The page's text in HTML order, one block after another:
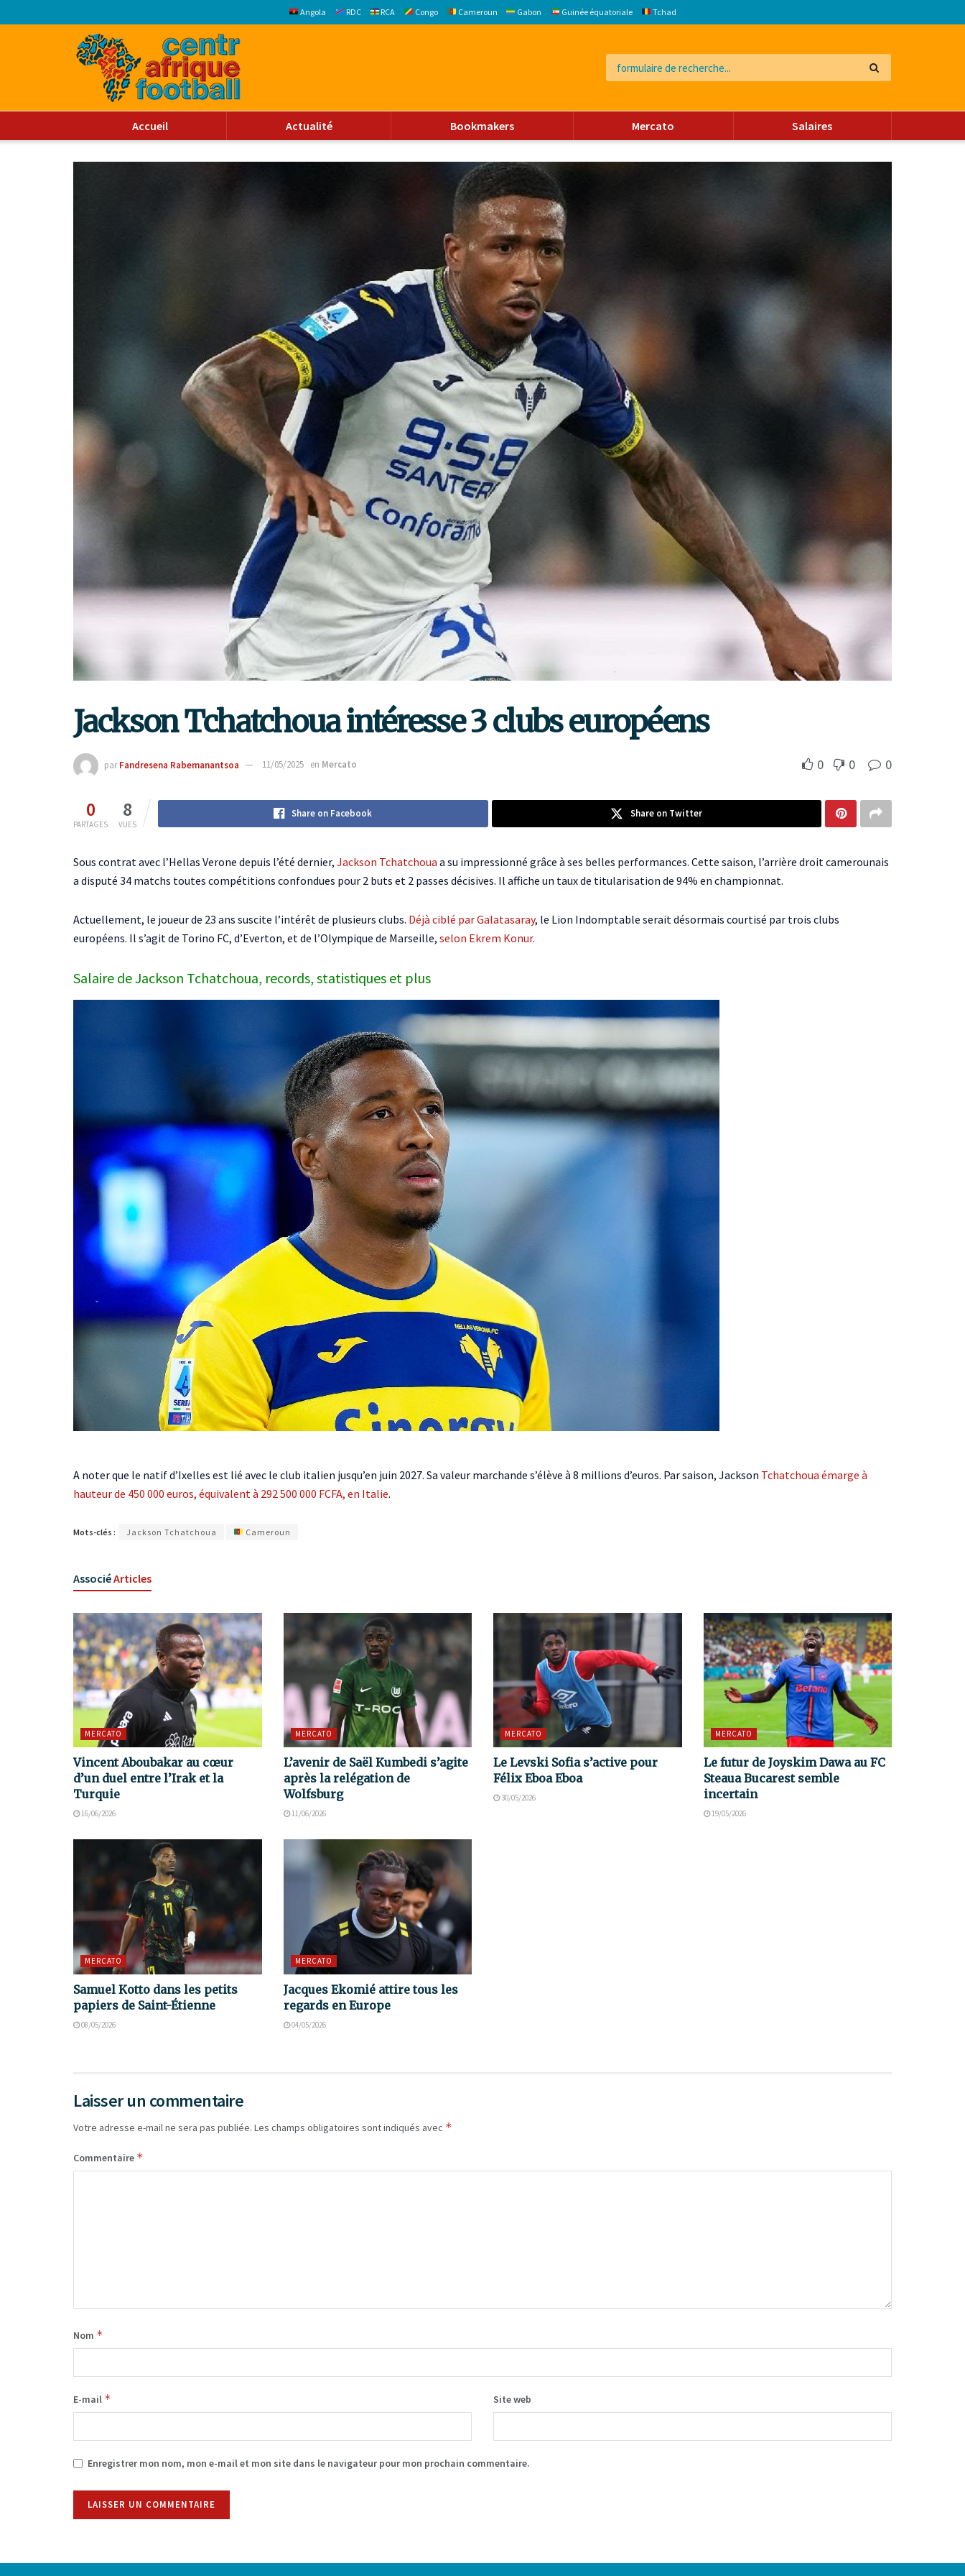
Angola RDC RCA Congo Cameroun Gabon Guinée équatoriale Tchad
Accueil Actualité Bookmakers Mercato Salaires
Jackson Tchatchoua intéresse 3 clubs européens
par Fandresena Rabemanantsoa 11/05/2025 en Mercato 0 0 0
0
PARTAGES
8
VUES
Share on Facebook Share on Twitter
Sous contrat avec l’Hellas Verone depuis l’été dernier, Jackson Tchatchoua a su impressionné grâce à ses belles performances. Cette saison, l’arrière droit camerounais
a disputé 34 matchs toutes compétitions confondues pour 2 buts et 2 passes décisives. Il affiche un taux de titularisation de 94% en championnat.
Actuellement, le joueur de 23 ans suscite l’intérêt de plusieurs clubs. Déjà ciblé par Galatasaray, le Lion Indomptable serait désormais courtisé par trois clubs
européens. Il s’agit de Torino FC, d’Everton, et de l’Olympique de Marseille, selon Ekrem Konur.
Salaire de Jackson Tchatchoua, records, statistiques et plus
A noter que le natif d’Ixelles est lié avec le club italien jusqu’en juin 2027. Sa valeur marchande s’élève à 8 millions d’euros. Par saison, Jackson Tchatchoua émarge à
hauteur de 450 000 euros, équivalent à 292 500 000 FCFA, en Italie.
Mots-clés : Jackson Tchatchoua Cameroun
AssociéArticles
MERCATO
Vincent Aboubakar au cœur
d’un duel entre l’Irak et la
Turquie
16/06/2026
MERCATO
L’avenir de Saël Kumbedi s’agite
après la relégation de
Wolfsburg
11/06/2026
MERCATO
Le Levski Sofia s’active pour
Félix Eboa Eboa
30/05/2026
MERCATO
Le futur de Joyskim Dawa au FC
Steaua Bucarest semble
incertain
19/05/2026
MERCATO
Samuel Kotto dans les petits
papiers de Saint-Étienne
08/05/2026
MERCATO
Jacques Ekomié attire tous les
regards en Europe
04/05/2026
Laisser un commentaire
Votre adresse e-mail ne sera pas publiée. Les champs obligatoires sont indiqués avec *
Commentaire *
Nom *
E-mail * Site web
Enregistrer mon nom, mon e-mail et mon site dans le navigateur pour mon prochain commentaire.